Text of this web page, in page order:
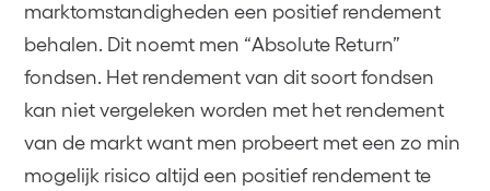
marktomstandigheden een positief rendement
behalen. Dit noemt men “Absolute Return”
fondsen. Het rendement van dit soort fondsen
kan niet vergeleken worden met het rendement
van de markt want men probeert met een zo min
mogelijk risico altijd een positief rendement te